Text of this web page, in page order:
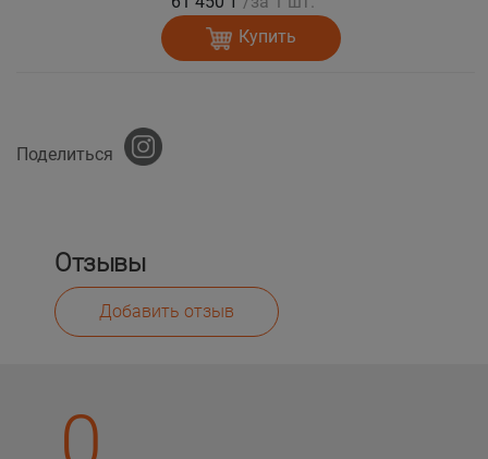
Купить
Поделиться
Отзывы
Добавить отзыв